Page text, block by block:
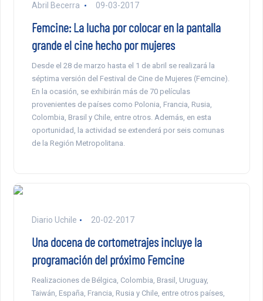
Abril Becerra 09-03-2017
Femcine: La lucha por colocar en la pantalla
grande el cine hecho por mujeres
Desde el 28 de marzo hasta el 1 de abril se realizará la
séptima versión del Festival de Cine de Mujeres (Femcine).
En la ocasión, se exhibirán más de 70 películas
provenientes de países como Polonia, Francia, Rusia,
Colombia, Brasil y Chile, entre otros. Además, en esta
oportunidad, la actividad se extenderá por seis comunas
de la Región Metropolitana.
Diario Uchile 20-02-2017
Una docena de cortometrajes incluye la
programación del próximo Femcine
Realizaciones de Bélgica, Colombia, Brasil, Uruguay,
Taiwán, España, Francia, Rusia y Chile, entre otros países,